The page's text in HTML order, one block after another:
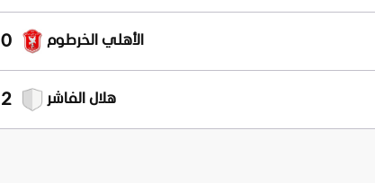
الأهلي الخرطوم 0
هلال الفاشر 2